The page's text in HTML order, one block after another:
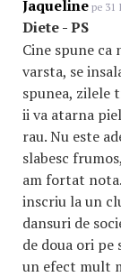
Jaqueline pe 31
Diete - PS
Cine spune ca
varsta, se
spunea, zilele
ii va atarna
rau. Nu este
slabesc
am fortat
inscriu la un
dansuri de
de doua ori pe
un efect mult